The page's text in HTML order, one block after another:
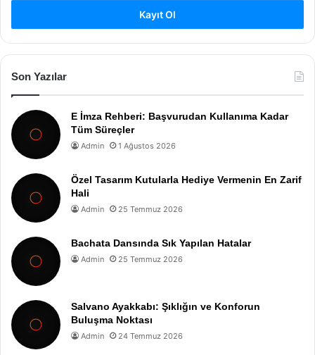
Kayıt Ol
Son Yazılar
E İmza Rehberi: Başvurudan Kullanıma Kadar
Tüm Süreçler
Admin 1 Ağustos 2026
Özel Tasarım Kutularla Hediye Vermenin En Zarif
Hali
Admin 25 Temmuz 2026
Bachata Dansında Sık Yapılan Hatalar
Admin 25 Temmuz 2026
Salvano Ayakkabı: Şıklığın ve Konforun
Buluşma Noktası
Admin 24 Temmuz 2026